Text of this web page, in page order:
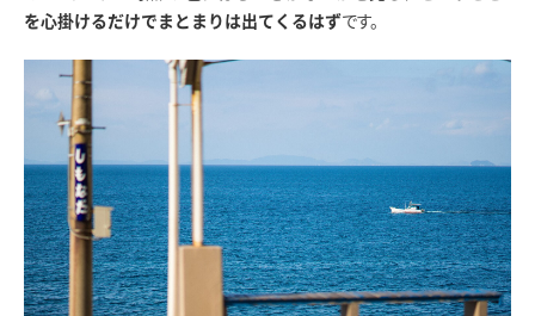
を心掛けるだけでまとまりは出てくるはずです。